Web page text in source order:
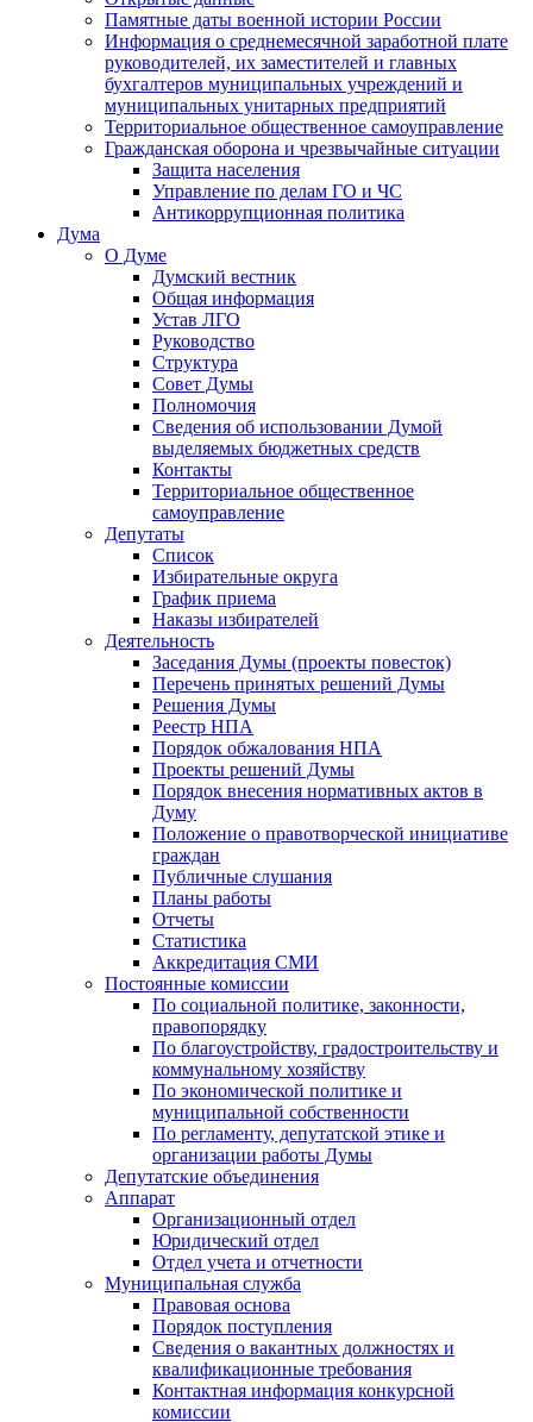
Памятные даты военной истории России
Информация о среднемесячной заработной плате
руководителей, их заместителей и главных
бухгалтеров муниципальных учреждений и
муниципальных унитарных предприятий
Территориальное общественное самоуправление
Гражданская оборона и чрезвычайные ситуации
Защита населения
Управление по делам ГО и ЧС
Антикоррупционная политика
Дума
О Думе
Думский вестник
Общая информация
Устав ЛГО
Руководство
Структура
Совет Думы
Полномочия
Сведения об использовании Думой
выделяемых бюджетных средств
Контакты
Территориальное общественное
самоуправление
Депутаты
Список
Избирательные округа
График приема
Наказы избирателей
Деятельность
Заседания Думы (проекты повесток)
Перечень принятых решений Думы
Решения Думы
Реестр НПА
Порядок обжалования НПА
Проекты решений Думы
Порядок внесения нормативных актов в
Думу
Положение о правотворческой инициативе
граждан
Публичные слушания
Планы работы
Отчеты
Статистика
Аккредитация СМИ
Постоянные комиссии
По социальной политике, законности,
правопорядку
По благоустройству, градостроительству и
коммунальному хозяйству
По экономической политике и
муниципальной собственности
По регламенту, депутатской этике и
организации работы Думы
Депутатские объединения
Аппарат
Организационный отдел
Юридический отдел
Отдел учета и отчетности
Муниципальная служба
Правовая основа
Порядок поступления
Сведения о вакантных должностях и
квалификационные требования
Контактная информация конкурсной
комиссии